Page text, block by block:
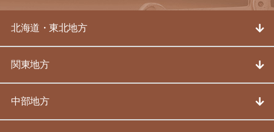
北海道・東北地方
関東地方
中部地方